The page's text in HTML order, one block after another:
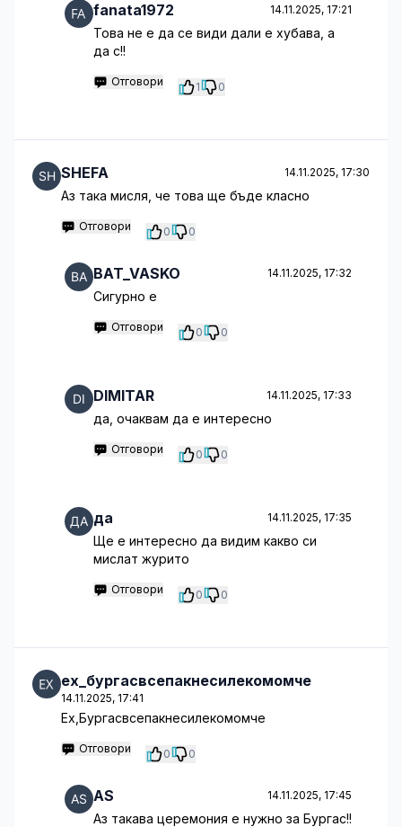
fanata1972 14.11.2025, 17:21
Това не е да се види дали е хубава, а
да с!!
Отговори 1 0
SHEFA 14.11.2025, 17:30
Аз така мисля, че това ще бъде класно
Отговори 0 0
BAT_VASKO 14.11.2025, 17:32
Сигурно е
Отговори 0 0
DIMITAR 14.11.2025, 17:33
да, очаквам да е интересно
Отговори 0 0
да 14.11.2025, 17:35
Ще е интересно да видим какво си
мислат журито
Отговори 0 0
ех_бургасвсепакнесилекомомче
14.11.2025, 17:41
Ех,Бургасвсепакнесилекомомче
Отговори 0 0
AS 14.11.2025, 17:45
Аз такава церемония е нужно за Бургас!!